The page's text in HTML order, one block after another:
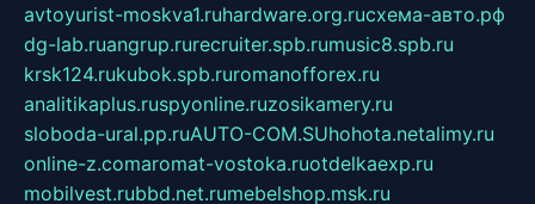
avtoyurist-moskva1.ruhardware.org.ruсхема-авто.рф
dg-lab.ruangrup.rurecruiter.spb.rumusic8.spb.ru
krsk124.rukubok.spb.ruromanofforex.ru
analitikaplus.ruspyonline.ruzosikamery.ru
sloboda-ural.pp.ruAUTO-COM.SUhohota.netalimy.ru
online-z.comaromat-vostoka.ruotdelkaexp.ru
mobilvest.rubbd.net.rumebelshop.msk.ru